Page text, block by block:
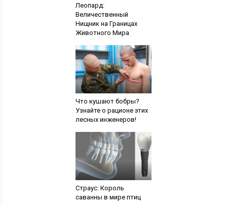
Леопард:
Величественный
Hищник на Границах
Животного Мира
Что кушают бобры?
Узнайте о рационе этих
лесных инженеров!
Страус: Король
саванны в мире птиц